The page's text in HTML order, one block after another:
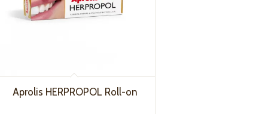
Aprolis HERPROPOL Roll-on